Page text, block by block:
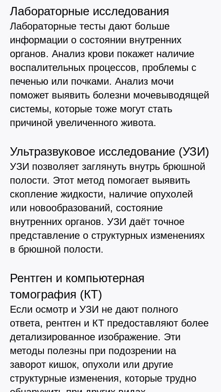
Лабораторные исследования
Лабораторные тесты дают больше
информации о состоянии внутренних
органов. Анализ крови покажет наличие
воспалительных процессов, проблемы с
печенью или почками. Анализ мочи
поможет выявить болезни мочевыводящей
системы, которые тоже могут стать
причиной увеличенного живота.
Ультразвуковое исследование (УЗИ)
УЗИ позволяет заглянуть внутрь брюшной
полости. Этот метод помогает выявить
скопление жидкости, наличие опухолей
или новообразований, состояние
внутренних органов. УЗИ даёт точное
представление о структурных изменениях
в брюшной полости.
Рентген и компьютерная
томография (КТ)
Если осмотр и УЗИ не дают полного
ответа, рентген и КТ предоставляют более
детализированное изображение. Эти
методы полезны при подозрении на
заворот кишок, опухоли или другие
структурные изменения, которые трудно